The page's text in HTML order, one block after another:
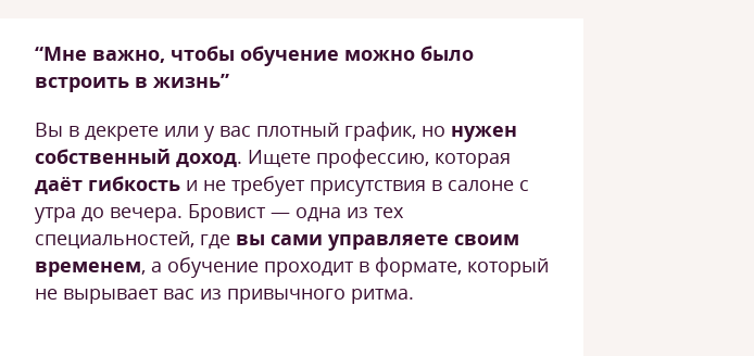
“Мне важно, чтобы обучение можно было
встроить в жизнь”
Вы в декрете или у вас плотный график, но нужен
собственный доход. Ищете профессию, которая
даёт гибкость и не требует присутствия в салоне с
утра до вечера. Бровист — одна из тех
специальностей, где вы сами управляете своим
временем, а обучение проходит в формате, который
не вырывает вас из привычного ритма.